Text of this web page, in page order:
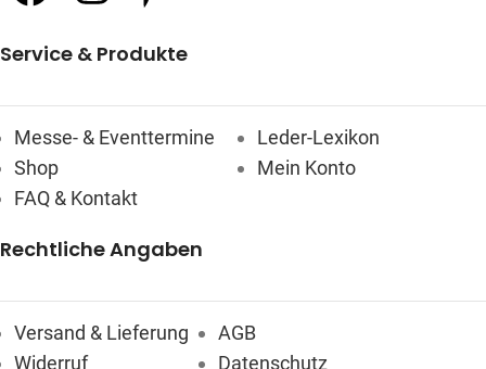
Service & Produkte
Messe- & Eventtermine
Shop
FAQ & Kontakt
Leder-Lexikon
Mein Konto
Rechtliche Angaben
Versand & Lieferung
Widerruf
AGB
Datenschutz